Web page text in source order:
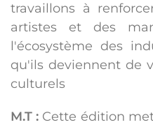
travaillons à
artistes et des
l'écosystème des
qu'ils deviennent de
culturels
M.T : Cette édition